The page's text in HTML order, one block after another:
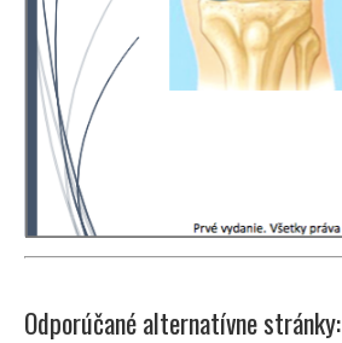
Odporúčané alternatívne stránky: